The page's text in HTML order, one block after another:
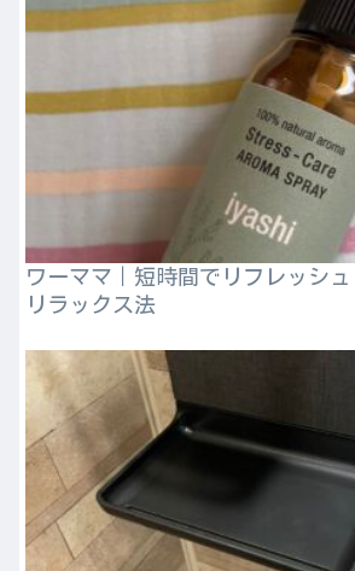
ワーママ｜短時間でリフレッシ
リラックス法